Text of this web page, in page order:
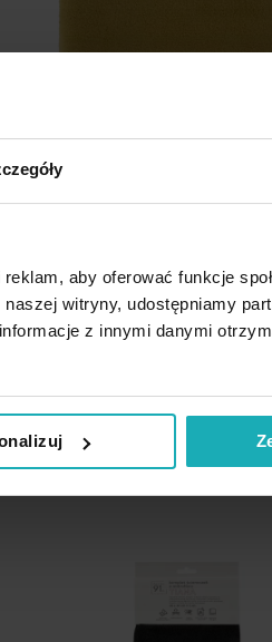
aby oferować funkcje
witryny, udostępniamy
z innymi danymi
Ściereczka 40x40 cm z
600 g/m2 TALA Design 91
10,91 zł